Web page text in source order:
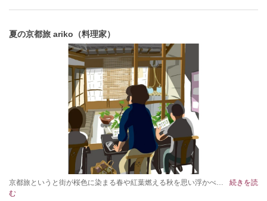
夏の京都旅 ariko（料理家）
京都旅というと街が桜色に染まる春や紅葉燃える秋を思い浮かべ…
続きを読
む